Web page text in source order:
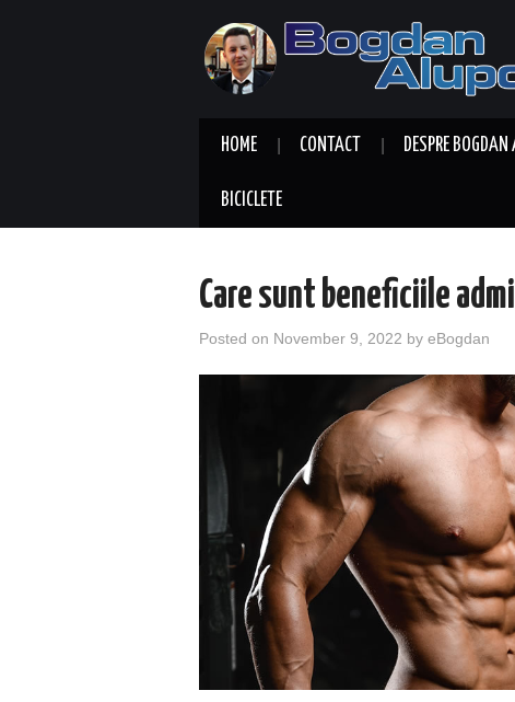
HOME CONTACT DESPRE
BICICLETE
Care sunt beneficiile
Posted on November 9, 2022 by eBogdan